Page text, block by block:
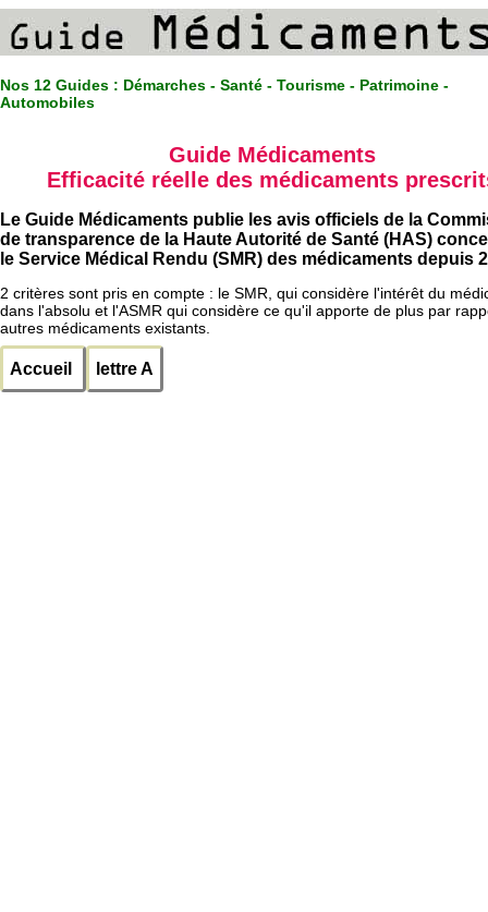
Nos 12 Guides : Démarches - Santé - Tourisme - Patrimoine -
Automobiles
Guide Médicaments
Efficacité réelle des médicaments
Le Guide Médicaments publie les avis officiels de la
de transparence de la Haute Autorité de Santé (HAS)
le Service Médical Rendu (SMR) des médicaments depuis
2 critères sont pris en compte : le SMR, qui considère l'intérêt du
dans l'absolu et l'ASMR qui considère ce qu'il apporte de plus par
autres médicaments existants.
Accueil lettre A